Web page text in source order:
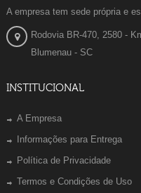
A empresa tem sede própria e
Rodovia BR-470, 2580 -
Blumenau - SC
INSTITUCIONAL
A Empresa
Informações para Entrega
Política de Privacidade
Termos e Condições de Uso